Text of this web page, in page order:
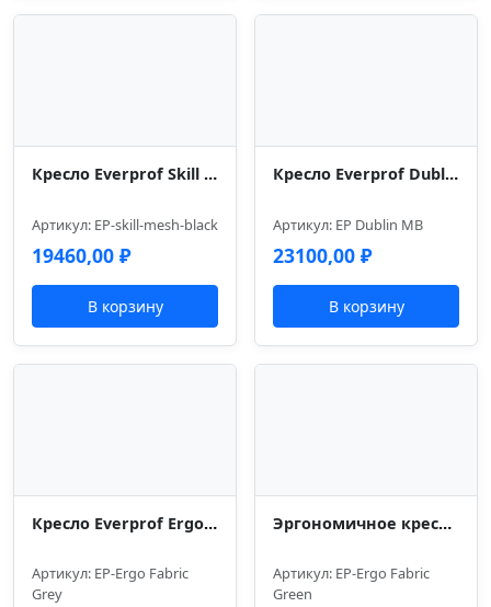
Кресло Everprof Skill Сетка Черный
Артикул: EP-skill-mesh-black
19460,00 ₽
В корзину
Кресло Everprof Dublin Сетка Черный
Артикул: EP Dublin MB
23100,00 ₽
В корзину
Кресло Everprof Ergo Grey Ткань Серый
Артикул: EP-Ergo Fabric
Grey
Эргономичное кресло Everprof Ergo Grey Ткань Салатовый
Артикул: EP-Ergo Fabric
Green